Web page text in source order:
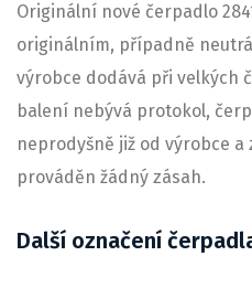
Originální nové čerpadlo
originálním, případně
výrobce dodává při velkých
balení nebývá protokol,
neprodyšně již od výrobce
prováděn žádný zásah.
Další označení